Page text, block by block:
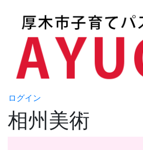
ログイン
相州美術